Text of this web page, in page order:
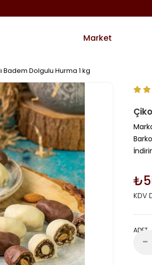
Market
Badem Dolgulu Hurma 1 kg
KDV
ADET
-